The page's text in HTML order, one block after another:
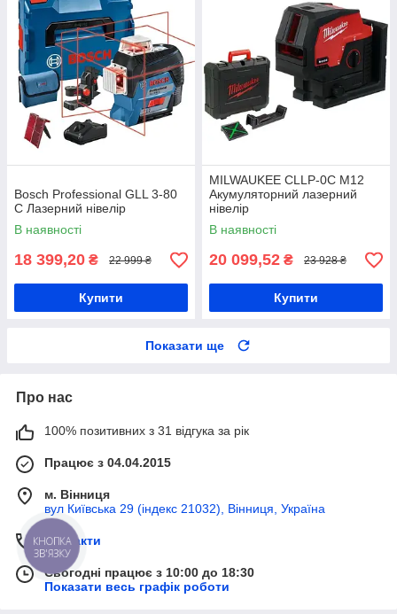
Bosch Professional GLL 3-80
C Лазерний нівелір
В наявності
18 399,20 ₴ 22 999 ₴
Купити
MILWAUKEE CLLP-0C M12
Акумуляторний лазерний
нівелір
В наявності
20 099,52 ₴ 23 928 ₴
Купити
Показати ще
Про нас
100% позитивних з 31 відгука за рік
Працює з 04.04.2015
м. Вінниця
вул Київська 29 (індекс 21032), Вінниця, Україна
Контакти
Сьогодні працює з 10:00 до 18:30
Показати весь графік роботи
КНОПКА
ЗВ'ЯЗКУ